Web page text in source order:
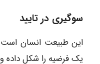
سوگیری در تایید
این طبیعت انسان
یک فرضیه را شکل داده